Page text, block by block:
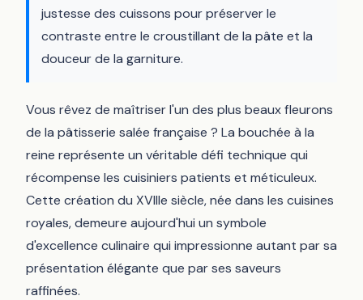
justesse des cuissons pour préserver le
contraste entre le croustillant de la pâte et la
douceur de la garniture.
Vous rêvez de maîtriser l'un des plus beaux fleurons
de la pâtisserie salée française ? La bouchée à la
reine représente un véritable défi technique qui
récompense les cuisiniers patients et méticuleux.
Cette création du XVIIIe siècle, née dans les cuisines
royales, demeure aujourd'hui un symbole
d'excellence culinaire qui impressionne autant par sa
présentation élégante que par ses saveurs
raffinées.